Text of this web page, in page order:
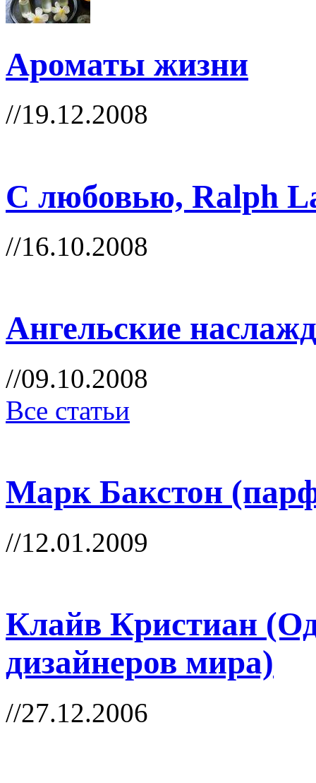
Ароматы жизни
//19.12.2008
С любовью, Ralph
//16.10.2008
Ангельские
//09.10.2008
Все статьи
Марк Бакстон
//12.01.2009
Клайв Кристиан
дизайнеров мира)
//27.12.2006